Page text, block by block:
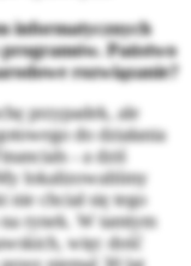
informatycznych
programów. Państwo
rozwiązanie?
przypadek, ale
do działania
- a dziś
lokalizowaliśmy
chciał się tego
rynek. W tamtym
więc dość